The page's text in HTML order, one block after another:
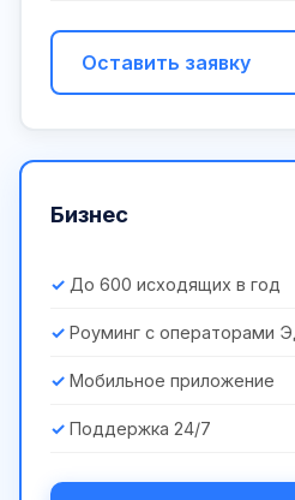
Оставить заявку
Бизнес
До 600 исходящих в год
Роуминг с операторами
Мобильное приложение
Поддержка 24/7